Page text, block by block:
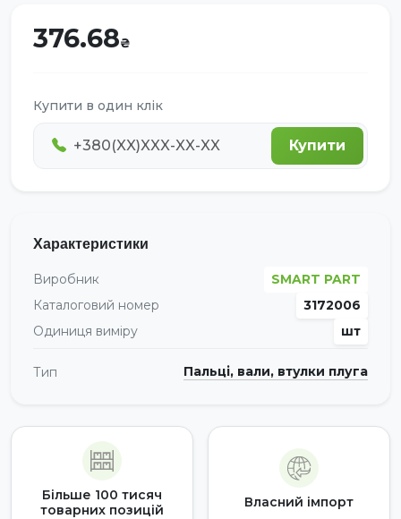
376.68
Купити в один клік
Купити
Характеристики
Виробник
SMART PART
Каталоговий номер
3172006
Одиниця виміру
шт
Тип Пальці, вали, втулки плуга
Більше 100 тисяч
товарних позицій
Власний імпорт